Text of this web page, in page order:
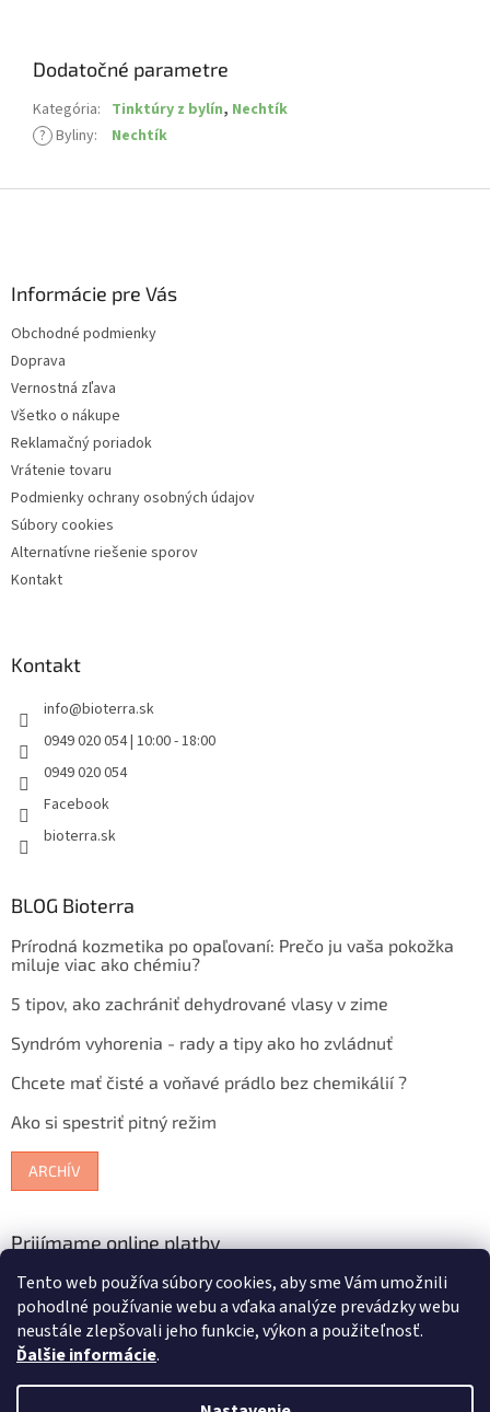
Tento web používa súbory cookies, aby sme Vám umožnili
pohodlné používanie webu a vďaka analýze prevádzky webu
neustále zlepšovali jeho funkcie, výkon a použiteľnosť.
Ďalšie informácie.
Dodatočné parametre
Kategória: Tinktúry z bylín, Nechtík
? Byliny: Nechtík
Informácie pre Vás
Obchodné podmienky
Doprava
Vernostná zľava
Všetko o nákupe
Reklamačný poriadok
Vrátenie tovaru
Podmienky ochrany osobných údajov
Súbory cookies
Alternatívne riešenie sporov
Kontakt
Kontakt
info@bioterra.sk
0949 020 054 | 10:00 - 18:00
0949 020 054
Facebook
bioterra.sk
BLOG Bioterra
Prírodná kozmetika po opaľovaní: Prečo ju vaša pokožka
miluje viac ako chémiu?
5 tipov, ako zachrániť dehydrované vlasy v zime
Syndróm vyhorenia - rady a tipy ako ho zvládnuť
Chcete mať čisté a voňavé prádlo bez chemikálií ?
Ako si spestriť pitný režim
ARCHÍV
Prijímame online platby